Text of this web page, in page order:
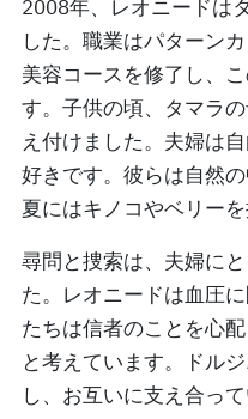
2008年、レオニードは
した。職業はパターン
美容コースを修了し、
す。子供の頃、タマラ
え付けました。夫婦は
好きです。彼らは自然
夏にはキノコやベリーを
尋問と捜索は、夫婦に
た。レオニードは血圧
たちは信者のことを心
と考えています。ドル
し、お互いに支え合って